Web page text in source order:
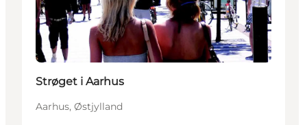
Strøget i Aarhus
Aarhus, Østjylland